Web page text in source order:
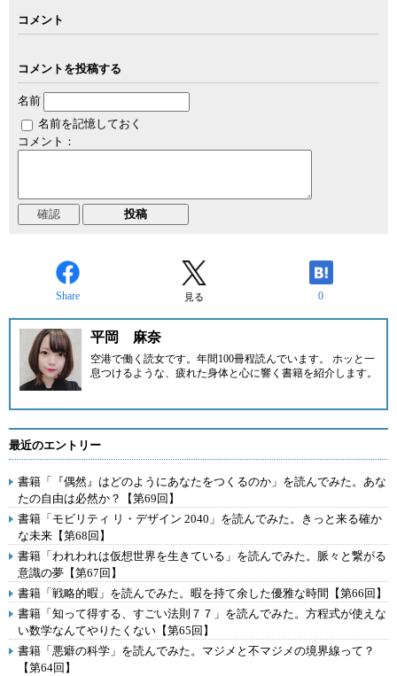
コメント
コメントを投稿する
名前
名前を記憶しておく
コメント：
Share 見る 0
平岡 麻奈
空港で働く読女です。年間100冊程読んでいます。 ホッと一
息つけるような、疲れた身体と心に響く書籍を紹介します。
最近のエントリー
書籍「『偶然』はどのようにあなたをつくるのか」を読んでみた。あな
たの自由は必然か？【第69回】
書籍「モビリティ リ・デザイン 2040」を読んでみた。きっと来る確か
な未来【第68回】
書籍「われわれは仮想世界を生きている」を読んでみた。脈々と繋がる
意識の夢【第67回】
書籍「戦略的暇」を読んでみた。暇を持て余した優雅な時間【第66回】
書籍「知って得する、すごい法則７７」を読んでみた。方程式が使えな
い数学なんてやりたくない【第65回】
書籍「悪癖の科学」を読んでみた。マジメと不マジメの境界線って？
【第64回】